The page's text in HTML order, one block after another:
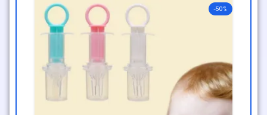
-50%